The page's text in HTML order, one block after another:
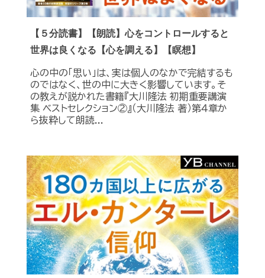
【５分読書】【朗読】心をコントロールすると
世界は良くなる【心を調える】【瞑想】
心の中の「思い」は、実は個人のなかで完結するも
のではなく、世の中に大きく影響しています。そ
の教えが説かれた書籍『大川隆法 初期重要講演
集 ベストセレクション②』（大川隆法 著）第４章か
ら抜粋して朗読...